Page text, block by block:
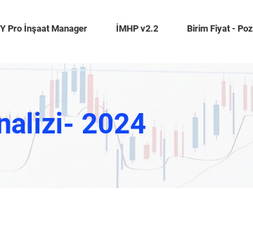
Pro İnşaat Manager İMHP v2.2 Birim Fiyat - Poz
2024